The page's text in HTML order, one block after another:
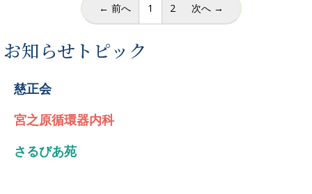
← 前へ 1
（こ
の
2 次へ →
お知らせトピック
慈正会
宮之原循環器内科
さるびあ苑